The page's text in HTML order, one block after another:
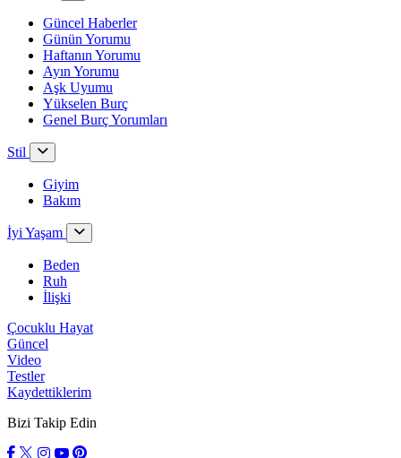
Güncel Haberler
Günün Yorumu
Haftanın Yorumu
Ayın Yorumu
Aşk Uyumu
Yükselen Burç
Genel Burç Yorumları
Stil
Giyim
Bakım
İyi Yaşam
Beden
Ruh
İlişki
Çocuklu Hayat
Güncel
Video
Testler
Kaydettiklerim
Bizi Takip Edin